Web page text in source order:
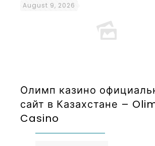
August 9, 2026
Олимп казино
сайт в Казахстане –
Casino